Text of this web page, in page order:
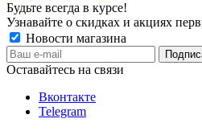
Будьте всегда в курсе!
Узнавайте о скидках и акциях
Новости магазина
Оставайтесь на связи
Вконтакте
Telegram